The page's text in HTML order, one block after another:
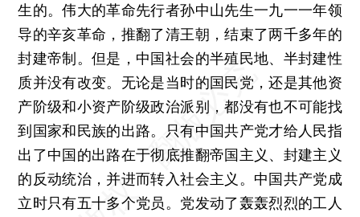
生的。伟大的革命先行者孙中山先生一九一一年领
导的辛亥革命，推翻了清王朝，结束了两千多年的
封建帝制。但是，中国社会的半殖民地、半封建性
质并没有改变。无论是当时的国民党，还是其他资
产阶级和小资产阶级政治派别，都没有也不可能找
到国家和民族的出路。只有中国共产党才给人民指
出了中国的出路在于彻底推翻帝国主义、封建主义
的反动统治，并进而转入社会主义。中国共产党成
立时只有五十多个党员。党发动了轰轰烈烈的工人